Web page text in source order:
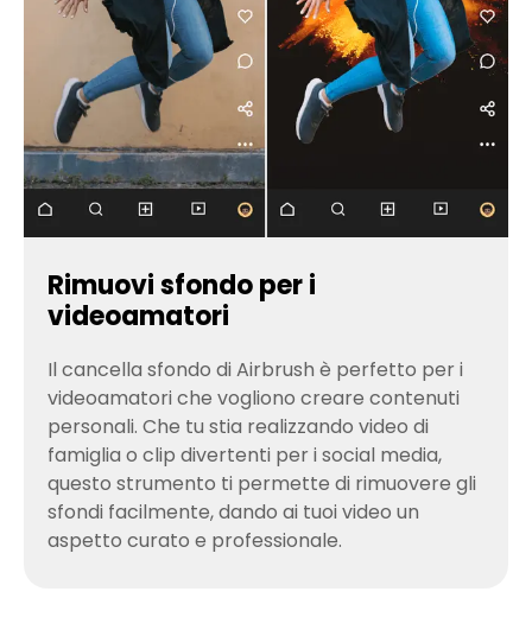
Rimuovi sfondo per i
videoamatori
Il cancella sfondo di Airbrush è perfetto per i
videoamatori che vogliono creare contenuti
personali. Che tu stia realizzando video di
famiglia o clip divertenti per i social media,
questo strumento ti permette di rimuovere gli
sfondi facilmente, dando ai tuoi video un
aspetto curato e professionale.